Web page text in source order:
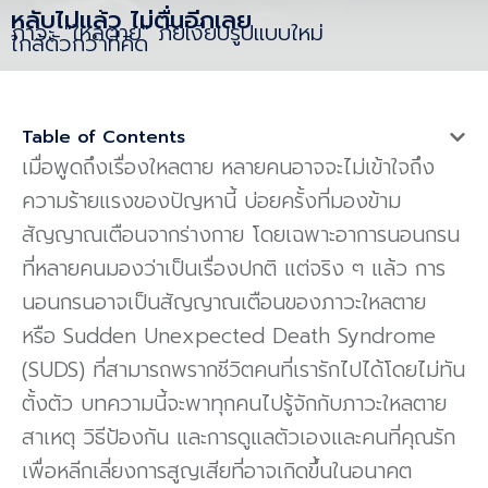
หลับไปแล้ว ไม่ตื่นอีกเลย
ภาวะ "ใหลตาย" ภัยเงียบรูปแบบใหม่
ใกล้ตัวกว่าที่คิด
Table of Contents
เมื่อพูดถึงเรื่องใหลตาย หลายคนอาจจะไม่เข้าใจถึง
ความร้ายแรงของปัญหานี้ บ่อยครั้งที่มองข้าม
สัญญาณเตือนจากร่างกาย โดยเฉพาะอาการนอนกรน
ที่หลายคนมองว่าเป็นเรื่องปกติ แต่จริง ๆ แล้ว การ
นอนกรนอาจเป็นสัญญาณเตือนของภาวะใหลตาย
หรือ Sudden Unexpected Death Syndrome
(SUDS) ที่สามารถพรากชีวิตคนที่เรารักไปได้โดยไม่ทัน
ตั้งตัว บทความนี้จะพาทุกคนไปรู้จักกับภาวะใหลตาย
สาเหตุ วิธีป้องกัน และการดูแลตัวเองและคนที่คุณรัก
เพื่อหลีกเลี่ยงการสูญเสียที่อาจเกิดขึ้นในอนาคต